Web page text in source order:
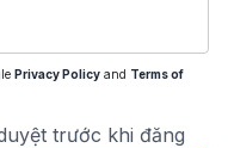
Privacy Policy and Terms of
trước khi đăng